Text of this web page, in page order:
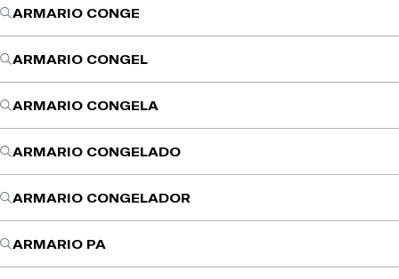
ARMARIO CONGE
ARMARIO CONGEL
ARMARIO CONGELA
ARMARIO CONGELADO
ARMARIO CONGELADOR
ARMARIO PA